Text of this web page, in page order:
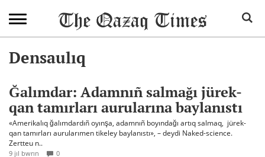
Densaulıq
Ğalımdar: Adamnıñ salmağı jürek-
qan tamırları aurularına baylanıstı
«Amerikalıq ğalımdardıñ oyınşa, adamnıñ boyındağı artıq salmaq, jürek-
qan tamırları aurularımen tikeley baylanıstı», – deydi Naked-science.
Zertteu n..
9 jıl bwrın 0